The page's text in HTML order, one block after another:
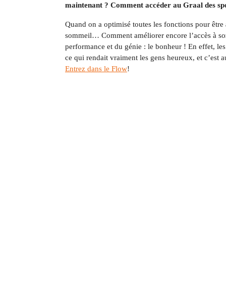
maintenant ? Comment accéder au Graal des
Quand on a optimisé toutes les fonctions pour
sommeil… Comment améliorer encore l’accès à
performance et du génie : le bonheur ! En effet,
ce qui rendait vraiment les gens heureux, et c’est
Entrez dans le Flow!